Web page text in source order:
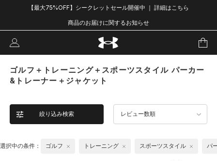
【最大75%OFF】シークレットセール開催中 ｜ 詳細はこちら
商品のお届けに関するお知らせ
ゴルフ＋トレーニング＋スポーツスタイル パーカー
&トレーナー＋ジャケット
絞り込み検索 レビュー数順
選択中の条件： ゴルフ トレーニング スポーツスタイル パ